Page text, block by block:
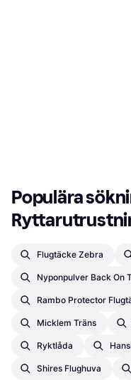
Populära
Flugtäcke Zebra
Nyponpulver Back On
Rambo Protector
Micklem Träns
Ryktlåda
Shires Flughuva